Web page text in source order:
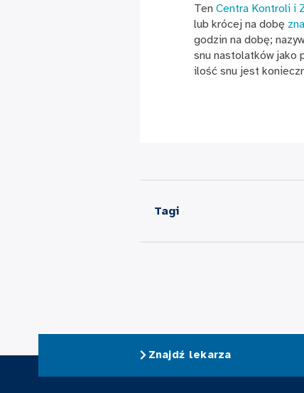
Ten Centra Kontroli i
lub krócej na dobę
godzin na dobę;
snu nastolatków jako
ilość snu jest
Tagi
Znajdź lekarza